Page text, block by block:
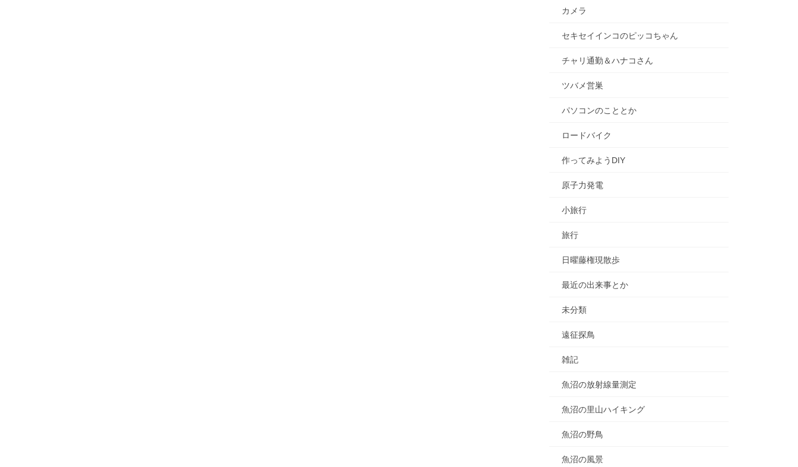
カメラ
セキセイインコのピッコちゃん
チャリ通勤＆ハナコさん
ツバメ営巣
パソコンのこととか
ロードバイク
作ってみようDIY
原子力発電
小旅行
旅行
日曜藤権現散歩
最近の出来事とか
未分類
遠征探鳥
雑記
魚沼の放射線量測定
魚沼の里山ハイキング
魚沼の野鳥
魚沼の風景